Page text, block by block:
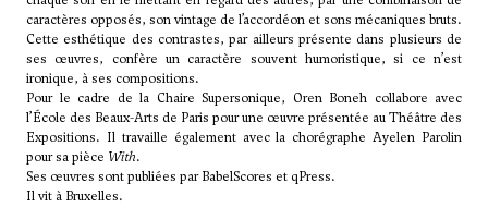
caractères opposés, son vintage de l’accordéon et sons mécaniques bruts.
Cette esthétique des contrastes, par ailleurs présente dans plusieurs de
ses œuvres, confère un caractère souvent humoristique, si ce n’est
ironique, à ses compositions.
Pour le cadre de la Chaire Supersonique, Oren Boneh collabore avec
l’École des Beaux-Arts de Paris pour une œuvre présentée au Théâtre des
Expositions. Il travaille également avec la chorégraphe Ayelen Parolin
pour sa pièce With.
Ses œuvres sont publiées par BabelScores et qPress.
Il vit à Bruxelles.